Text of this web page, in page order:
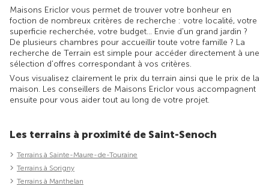
Maisons Ericlor vous permet de trouver votre bonheur en
foction de nombreux critères de recherche : votre localité, votre
superficie recherchée, votre budget... Envie d'un grand jardin ?
De plusieurs chambres pour accueillir toute votre famille ? La
recherche de Terrain est simple pour accéder directement à une
sélection d'offres correspondant à vos critères.
Vous visualisez clairement le prix du terrain ainsi que le prix de la
maison. Les conseillers de Maisons Ericlor vous accompagnent
ensuite pour vous aider tout au long de votre projet.
Les terrains à proximité de Saint-Senoch
Terrains à Sainte-Maure-de-Touraine
Terrains à Sorigny
Terrains à Manthelan